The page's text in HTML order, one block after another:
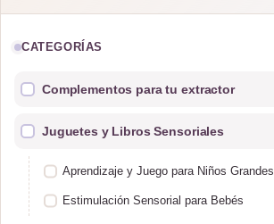
CATEGORÍAS
Complementos para tu extractor
Juguetes y Libros Sensoriales
Aprendizaje y Juego para Niños Grandes
Estimulación Sensorial para Bebés